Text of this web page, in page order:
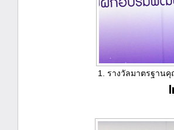
1. รางวัลมาตรฐาน